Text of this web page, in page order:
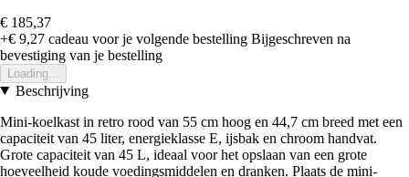
€ 185,37
+€ 9,27 cadeau voor je volgende bestelling Bijgeschreven na
bevestiging van je bestelling
Loading...
Beschrijving
Mini-koelkast in retro rood van 55 cm hoog en 44,7 cm breed met een
capaciteit van 45 liter, energieklasse E, ijsbak en chroom handvat.
Grote capaciteit van 45 L, ideaal voor het opslaan van een grote
hoeveelheid koude voedingsmiddelen en dranken. Plaats de mini-